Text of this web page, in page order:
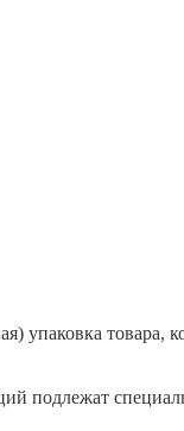
товара,
подлежат